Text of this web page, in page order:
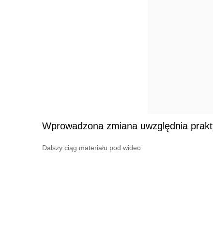
Wprowadzona zmiana uwzględnia
Dalszy ciąg materiału pod wideo